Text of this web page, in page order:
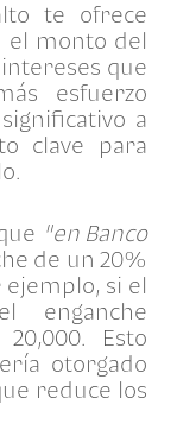
te ofrece
el monto del
que
esfuerzo
a
clave para
"en Banco
de un 20%
si el
enganche
Esto
otorgado
reduce los